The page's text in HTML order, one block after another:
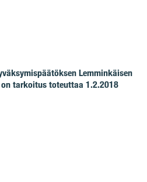
Lemminkäisen
tarkoitus toteuttaa 1.2.2018